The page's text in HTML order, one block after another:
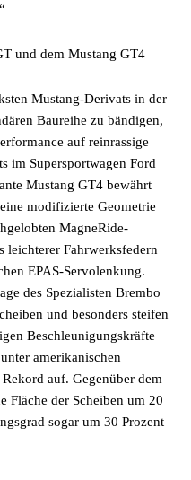
und dem Mustang GT4
Mustang-Derivats in der
Baureihe zu bändigen,
auf reinrassige
im Supersportwagen Ford
Mustang GT4 bewährt
modifizierte Geometrie
MagneRide-
leichterer Fahrwerksfedern
EPAS-Servolenkung.
des Spezialisten Brembo
und besonders steifen
Beschleunigungskräfte
amerikanischen
auf. Gegenüber dem
Fläche der Scheiben um 20
sogar um 30 Prozent